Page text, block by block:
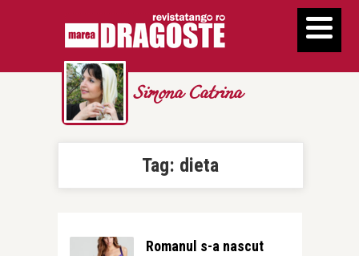
Simona Catrina
Tag: dieta
Romanul s-a nascut